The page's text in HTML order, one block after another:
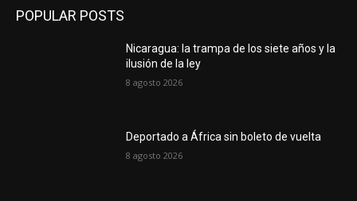
POPULAR POSTS
Nicaragua: la trampa de los siete años y la
ilusión de la ley
8 agosto 2026
Deportado a África sin boleto de vuelta
8 agosto 2026